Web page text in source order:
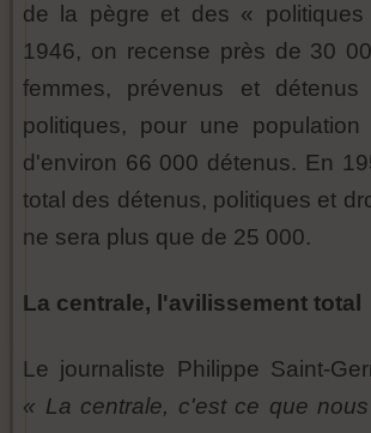
de la pègre et des «
1946, on recense près de 30
femmes, prévenus et détenus
politiques, pour une population
d'environ 66 000 détenus. En
total des détenus, politiques et
ne sera plus que de 25 000.
La centrale, l'avilissement total
Le journaliste Philippe Saint-
« La centrale, c'est ce que